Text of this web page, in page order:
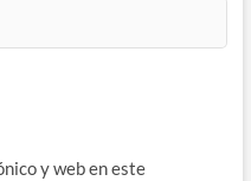
y web en este